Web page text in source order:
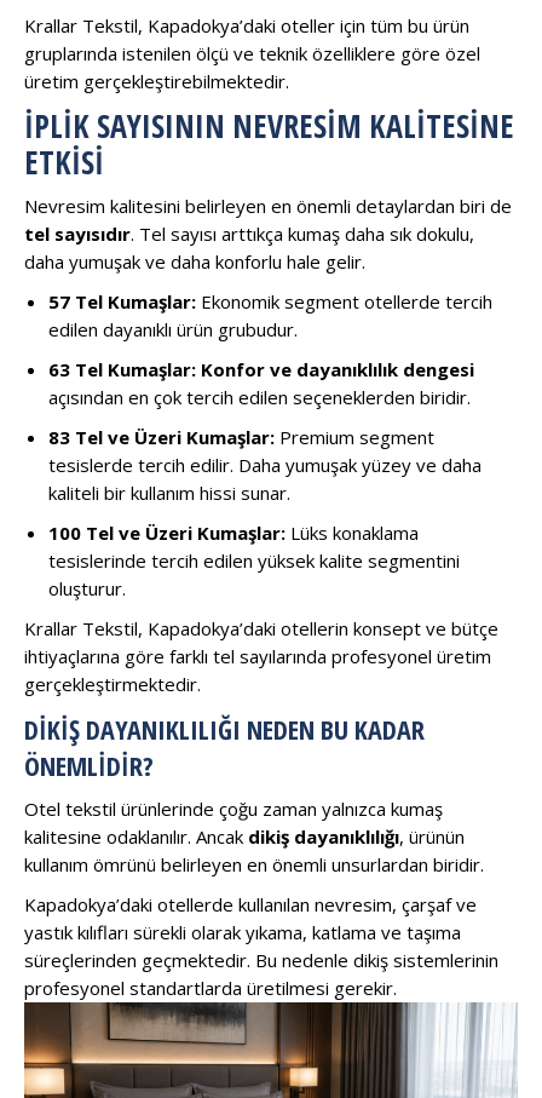
Krallar Tekstil, Kapadokya’daki oteller için tüm bu ürün
gruplarında istenilen ölçü ve teknik özelliklere göre özel
üretim gerçekleştirebilmektedir.
İPLIK SAYISININ NEVRESIM KALITESINE
ETKISI
Nevresim kalitesini belirleyen en önemli detaylardan biri de
tel sayısıdır. Tel sayısı arttıkça kumaş daha sık dokulu,
daha yumuşak ve daha konforlu hale gelir.
57 Tel Kumaşlar: Ekonomik segment otellerde tercih
edilen dayanıklı ürün grubudur.
63 Tel Kumaşlar: Konfor ve dayanıklılık dengesi
açısından en çok tercih edilen seçeneklerden biridir.
83 Tel ve Üzeri Kumaşlar: Premium segment
tesislerde tercih edilir. Daha yumuşak yüzey ve daha
kaliteli bir kullanım hissi sunar.
100 Tel ve Üzeri Kumaşlar: Lüks konaklama
tesislerinde tercih edilen yüksek kalite segmentini
oluşturur.
Krallar Tekstil, Kapadokya’daki otellerin konsept ve bütçe
ihtiyaçlarına göre farklı tel sayılarında profesyonel üretim
gerçekleştirmektedir.
DIKIŞ DAYANIKLILIĞI NEDEN BU KADAR
ÖNEMLIDIR?
Otel tekstil ürünlerinde çoğu zaman yalnızca kumaş
kalitesine odaklanılır. Ancak dikiş dayanıklılığı, ürünün
kullanım ömrünü belirleyen en önemli unsurlardan biridir.
Kapadokya’daki otellerde kullanılan nevresim, çarşaf ve
yastık kılıfları sürekli olarak yıkama, katlama ve taşıma
süreçlerinden geçmektedir. Bu nedenle dikiş sistemlerinin
profesyonel standartlarda üretilmesi gerekir.